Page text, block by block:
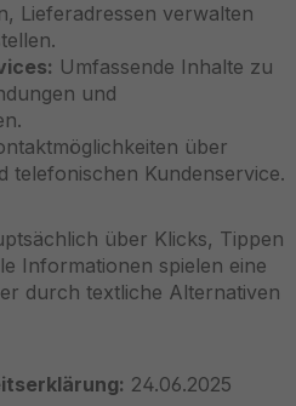
Lieferadressen verwalten
Umfassende Inhalte zu
und
über
telefonischen Kundenservice.
über Klicks, Tippen
Informationen spielen eine
durch textliche Alternativen
24.06.2025